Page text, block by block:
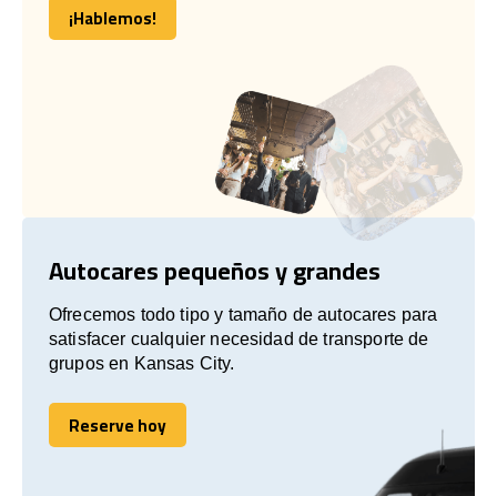
¡Hablemos!
¡Hablemos!
Autocares pequeños y grandes
Ofrecemos todo tipo y tamaño de autocares para
satisfacer cualquier necesidad de transporte de
grupos en Kansas City.
Reserve hoy
Reserve hoy